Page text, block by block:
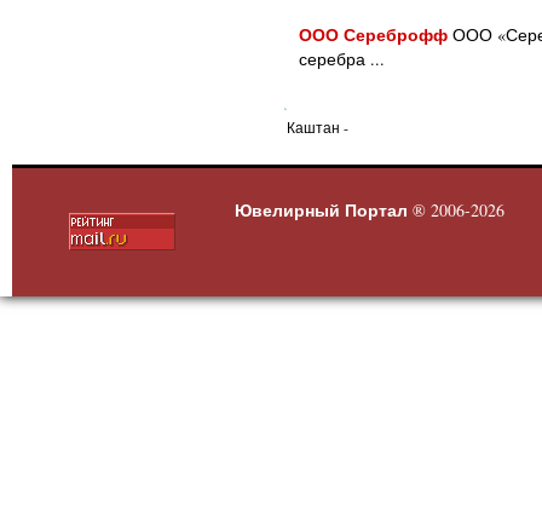
ООО Сереброфф ООО
серебра ...
Каштан -
Ювелирный Портал ® 2006-2026